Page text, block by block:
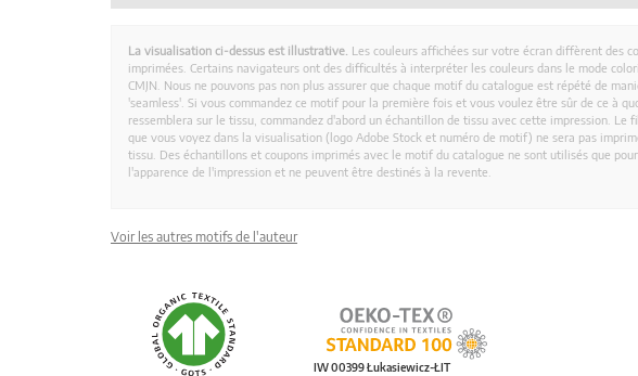
La visualisation ci-dessus est illustrative. Les couleurs affichées sur votre écran diffèrent des
imprimées. Certains navigateurs ont des difficultés à interpréter les couleurs dans le mode
CMJN. Nous ne pouvons pas non plus assurer que chaque motif du catalogue est répété de
'seamless'. Si vous commandez ce motif pour la première fois et vous voulez être sûr de ce à
ressemblera sur le tissu, commandez d'abord un échantillon de tissu avec cette impression. Le
que vous voyez dans la visualisation (logo Adobe Stock et numéro de motif) ne sera pas
tissu. Des échantillons et coupons imprimés avec le motif du catalogue ne sont utilisés que
l'apparence de l'impression et ne peuvent être destinés à la revente.
Voir les autres motifs de l'auteur
IW 00399 Łukasiewicz-ŁIT